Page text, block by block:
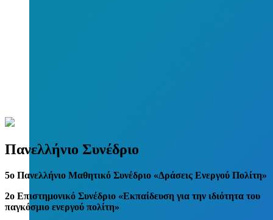
Πανελλήνιο Συνέδριο
5o Πανελλήνιο Μαθητικό Συνέδριο «Δράσεις Ενεργού Πολίτη»
2ο Επιστημονικό Συνέδριο «Εκπαίδευση για την ιδιότητα του
παγκόσμιο ενεργού πολίτη»